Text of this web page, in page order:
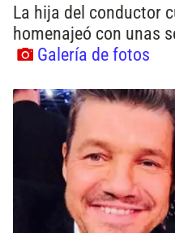
La hija del conductor
homenajeó con unas
Galería de fotos